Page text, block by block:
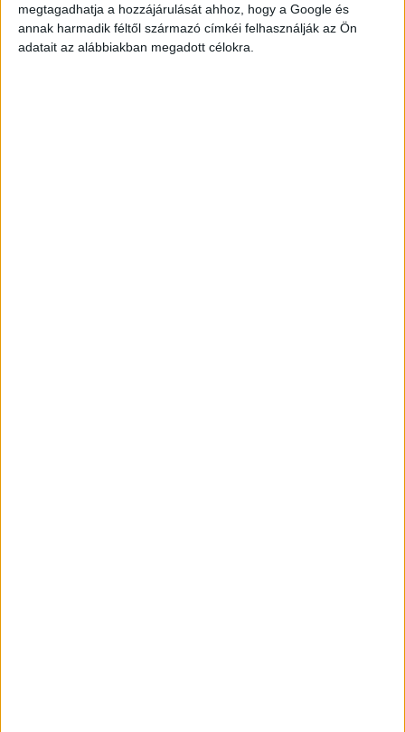
megtagadhatja a hozzájárulását ahhoz, hogy a Google és
annak harmadik féltől származó címkéi felhasználják az Ön
adatait az alábbiakban megadott célokra.
KÉRDÉSED VAN?
KERESD